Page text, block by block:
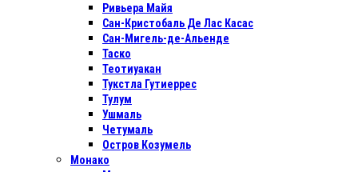
Ривьера Майя
Сан-Кристобаль Де Лас Касас
Сан-Мигель-де-Альенде
Таско
Теотиуакан
Тукстла Гутиеррес
Тулум
Ушмаль
Четумаль
Остров Козумель
Монако